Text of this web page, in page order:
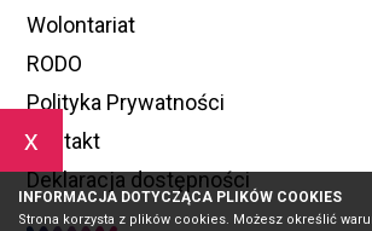
x
INFORMACJA DOTYCZĄCA PLIKÓW COOKIES
Strona korzysta z plików cookies. Możesz określić
Wolontariat
RODO
Polityka Prywatności
Kontakt
Deklaracja dostępności